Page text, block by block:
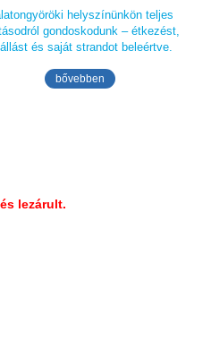
helyszínünkön teljes
gondoskodunk – étkezést,
és saját strandot beleértve.
bővebben
lezárult.